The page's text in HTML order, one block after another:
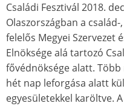
Családi Fesztivál 2018.
Olaszországban a
felelős Megyei Szervezet
Elnöksége alá tartozó
fővédnöksége alatt.
hét nap leforgása alatt
egyesületekkel karöltve.